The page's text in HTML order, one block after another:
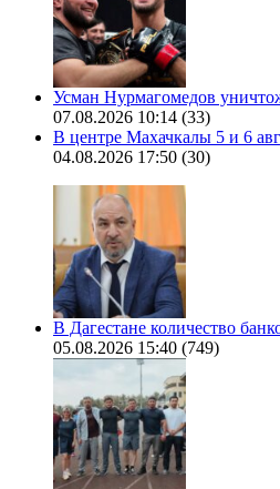
Усман Нурмагомедов
07.08.2026 10:14 (33)
В центре Махачкалы 5 и 6
04.08.2026 17:50 (30)
В Дагестане количество
05.08.2026 15:40 (749)